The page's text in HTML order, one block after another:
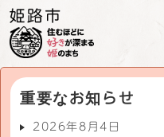
重要なお知らせ
2026年8月4日